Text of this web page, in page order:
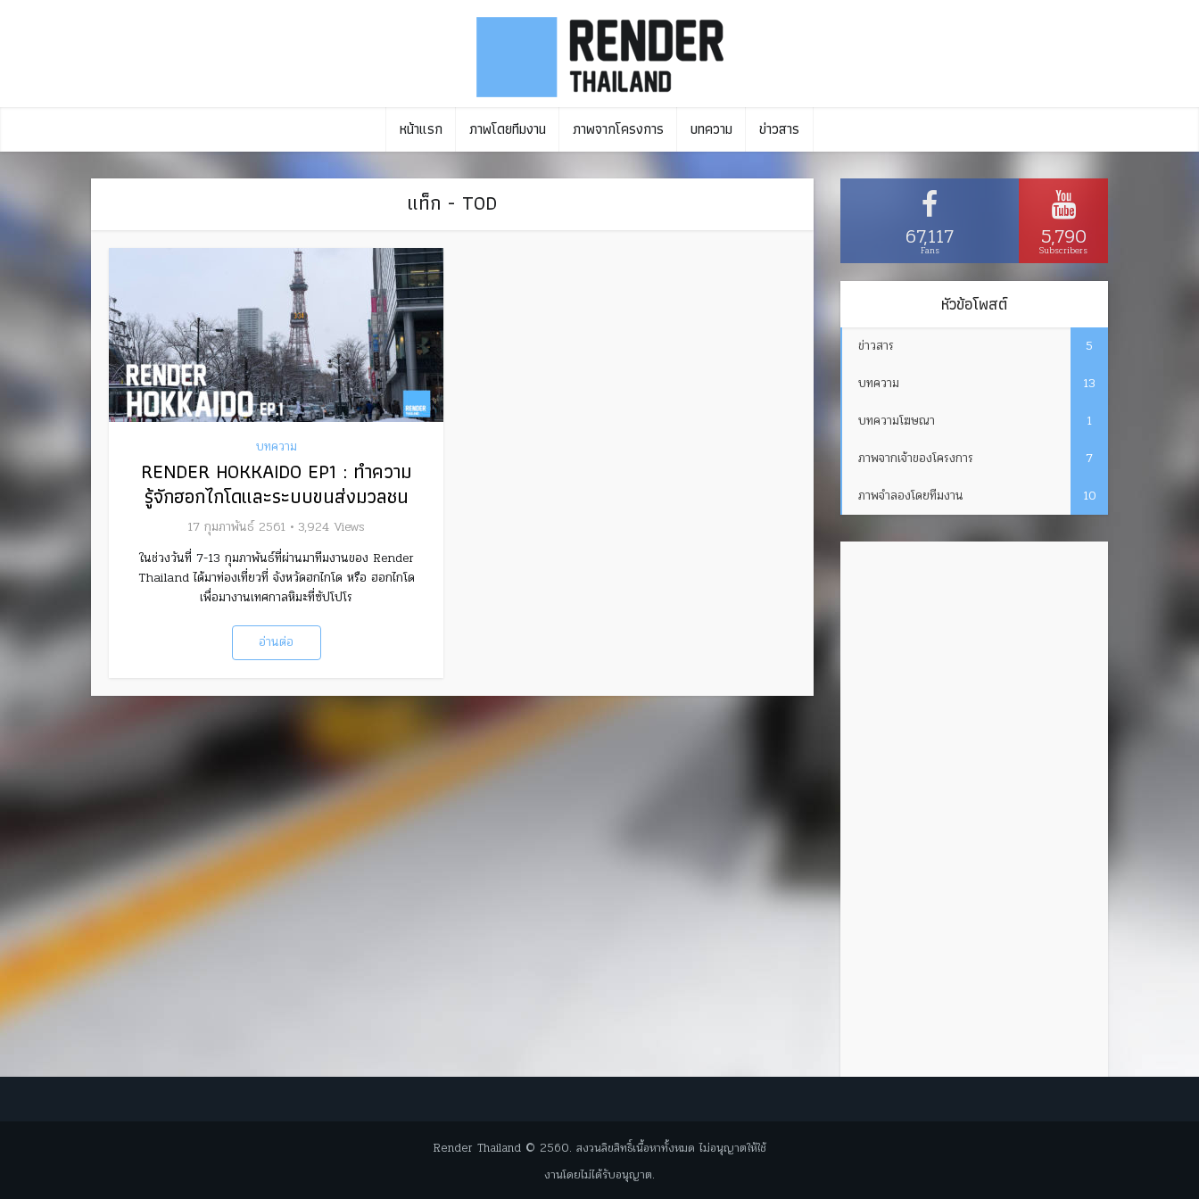
หน้าแรก ภาพโดยทีมงาน ภาพจากโครงการ บทความ ข่าวสาร
แท็ก - TOD
บทความ
RENDER HOKKAIDO EP1 : ทำความ
รู้จักฮอกไกโดและระบบขนส่งมวลชน
17 กุมภาพันธ์ 2561
3,924 Views
ในช่วงวันที่ 7-13 กุมภาพันธ์ที่ผ่านมาทีมงานของ Render
Thailand ได้มาท่องเที่ยวที่ จังหวัดฮกไกโด หรือ ฮอกไกโด
เพื่อมางานเทศกาลหิมะที่ซัปโปโร
อ่านต่อ
67,117
Fans 5,790
Subscribers
หัวข้อโพสต์
ข่าวสาร
5
บทความ
13
บทความโฆษณา
1
ภาพจากเจ้าของโครงการ
7
ภาพจำลองโดยทีมงาน
10
Render Thailand © 2560. สงวนลิขสิทธิ์เนื้อหาทั้งหมด ไม่อนุญาตให้ใช้
งานโดยไม่ได้รับอนุญาต.